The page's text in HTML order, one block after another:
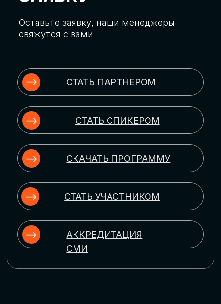
инструментов, обеспечении
ИСКУССТВЕННЫЙ
Узнаем как компании адаптируются к
новой ИИ-реальности. Как ИИ-
сотрудники становятся
«полноправными» членами команды, как
ИИ-помощники забирают на себя рутину
и как можно значительно увеличить
производительность без огромных
затрат на нейросети
ЦИФРОВИЗАЦИЯ
УПРАВЛЕНИЯ ПЕРСОНАЛОМ
Рассмотрим управление человеческим
комплексные решения для роста
производительности и кейсы
оптимизации процессов найма,
развития, оценки и удержания
ЦИФРОВИЗАЦИЯ
КЛИЕНТСКОГО СЕРВИСА
Разберем кейсы в сфере цифровизации